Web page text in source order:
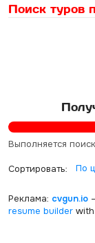
Поиск туров
Выполняется
Сортировать: По
Реклама: cvgun.io
resume builderwith